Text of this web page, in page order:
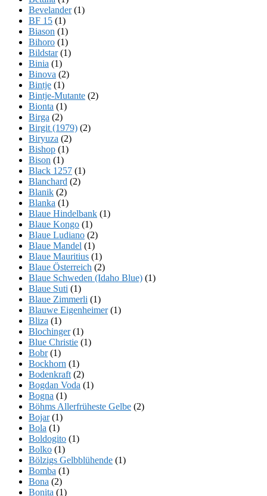
Bevelander(1)
BF 15 (1)
Biason (1)
Bihoro (1)
Bildstar(1)
Binia (1)
Binova (2)
Bintje (1)
Bintje-Mutante (2)
Bionta (1)
Birga (2)
Birgit (1979) (2)
Biryuza (2)
Bishop (1)
Bison (1)
Black 1257 (1)
Blanchard (2)
Blanik (2)
Blanka (1)
Blaue Hindelbank (1)
Blaue Kongo (1)
Blaue Ludiano (2)
Blaue Mandel (1)
Blaue Mauritius (1)
Blaue Österreich (2)
Blaue Schweden (Idaho Blue) (1)
Blaue Suti (1)
Blaue Zimmerli (1)
Blauwe Eigenheimer(1)
Bliza (1)
Blochinger(1)
Blue Christie (1)
Bobr(1)
Bockhorn (1)
Bodenkraft (2)
Bogdan Voda (1)
Bogna (1)
Böhms Allerfrüheste Gelbe (2)
Bojar(1)
Bola (1)
Boldogito (1)
Bolko (1)
Bölzigs Gelbblühende (1)
Bomba (1)
Bona (2)
Bonita (1)